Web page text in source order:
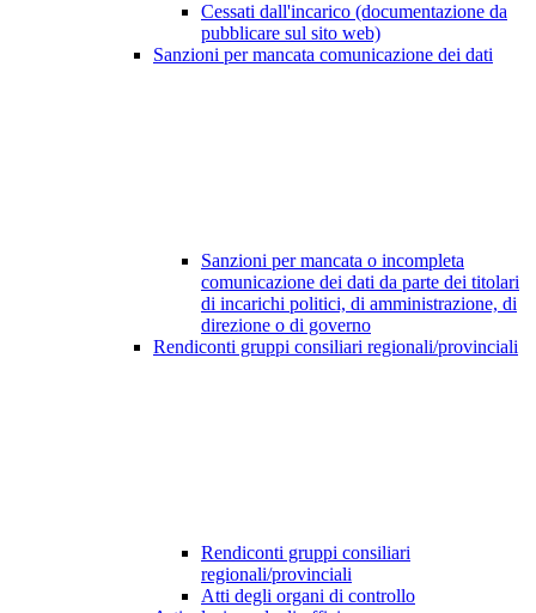
Cessati dall'incarico (documentazione da
pubblicare sul sito web)
Sanzioni per mancata comunicazione dei dati
Sanzioni per mancata o incompleta
comunicazione dei dati da parte dei titolari
di incarichi politici, di amministrazione, di
direzione o di governo
Rendiconti gruppi consiliari regionali/provinciali
Rendiconti gruppi consiliari
regionali/provinciali
Atti degli organi di controllo